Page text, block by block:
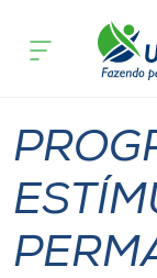
Cursos
Pesquisa
Atendimento
acontece